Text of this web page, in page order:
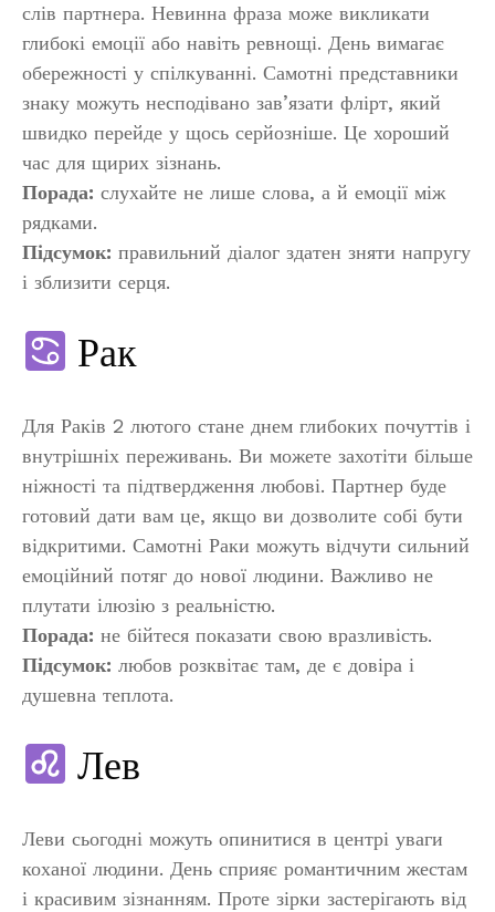
слів партнера. Невинна фраза може викликати
глибокі емоції або навіть ревнощі. День вимагає
обережності у спілкуванні. Самотні представники
знаку можуть несподівано зав’язати флірт, який
швидко перейде у щось серйозніше. Це хороший
час для щирих зізнань.
Порада: слухайте не лише слова, а й емоції між
рядками.
Підсумок: правильний діалог здатен зняти напругу
і зблизити серця.
Рак
Для Раків 2 лютого стане днем глибоких почуттів і
внутрішніх переживань. Ви можете захотіти більше
ніжності та підтвердження любові. Партнер буде
готовий дати вам це, якщо ви дозволите собі бути
відкритими. Самотні Раки можуть відчути сильний
емоційний потяг до нової людини. Важливо не
плутати ілюзію з реальністю.
Порада: не бійтеся показати свою вразливість.
Підсумок: любов розквітає там, де є довіра і
душевна теплота.
Лев
Леви сьогодні можуть опинитися в центрі уваги
коханої людини. День сприяє романтичним жестам
і красивим зізнанням. Проте зірки застерігають від